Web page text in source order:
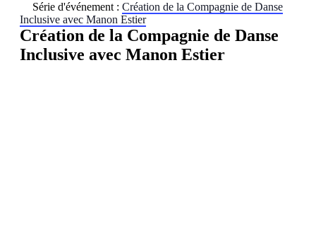
Série d'événement : Création de la Compagnie de Danse
Inclusive avec Manon Estier
Création de la Compagnie de Danse
Inclusive avec Manon Estier